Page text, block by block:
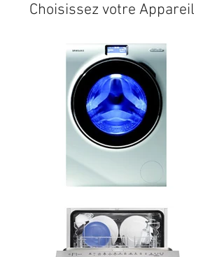
Choisissez votre Appareil